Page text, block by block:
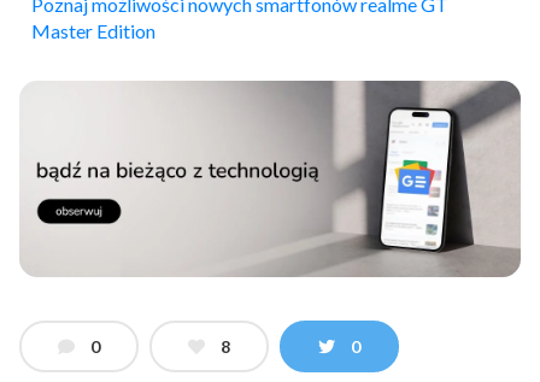
Poznaj możliwości nowych smartfonów realme GT
Master Edition
0 8 0